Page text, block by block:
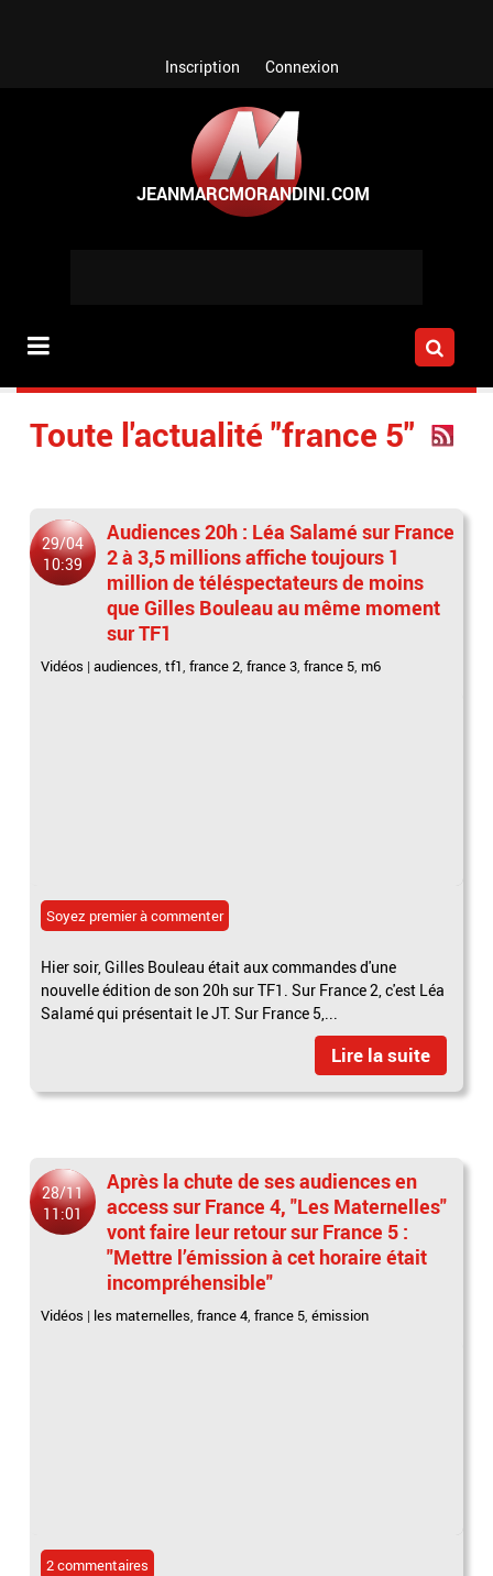
Inscription Connexion
Toute l'actualité "france 5"
29/04
10:39
Audiences 20h : Léa Salamé sur France
2 à 3,5 millions affiche toujours 1
million de téléspectateurs de moins
que Gilles Bouleau au même moment
sur TF1
Vidéos |audiences,tf1,france 2,france 3,france 5, m6
Soyez premier à commenter
Hier soir, Gilles Bouleau était aux commandes d'une
nouvelle édition de son 20h sur TF1. Sur France 2, c'est Léa
Salamé qui présentait le JT. Sur France 5,...
Lire la suite
28/11
11:01
Après la chute de ses audiences en
access sur France 4, "Les Maternelles"
vont faire leur retour sur France 5 :
"Mettre l’émission à cet horaire était
incompréhensible"
Vidéos | les maternelles,france 4,france 5,émission
2 commentaires